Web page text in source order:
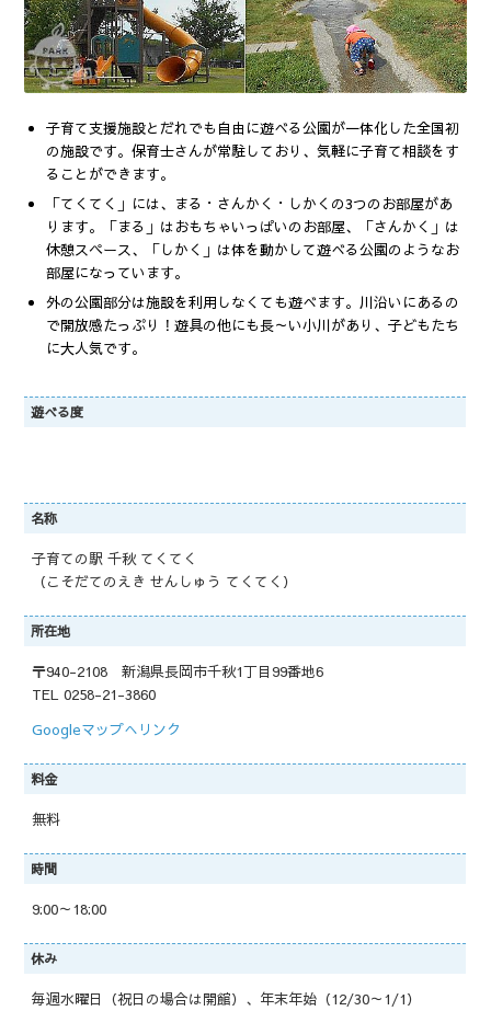
子育て支援施設とだれでも自由に遊べる公園が一体化した全国初
の施設です。保育士さんが常駐しており、気軽に子育て相談をす
ることができます。
「てくてく」には、まる・さんかく・しかくの3つのお部屋があ
ります。「まる」はおもちゃいっぱいのお部屋、「さんかく」は
休憩スペース、「しかく」は体を動かして遊べる公園のようなお
部屋になっています。
外の公園部分は施設を利用しなくても遊べます。川沿いにあるの
で開放感たっぷり！遊具の他にも長～い小川があり、子どもたち
に大人気です。
遊べる度
名称
子育ての駅 千秋 てくてく
（こそだてのえき せんしゅう てくてく）
所在地
〒940-2108 新潟県長岡市千秋1丁目99番地6
TEL 0258-21-3860
Googleマップへリンク
料金
無料
時間
9:00～18:00
休み
毎週水曜日（祝日の場合は開館）、年末年始（12/30～1/1）